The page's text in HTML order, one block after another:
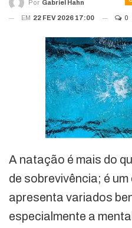
Por Gabriel Hahn
EM 22 FEV 2026 17:00 0
A natação é mais do
de sobrevivência; é
apresenta variados
especialmente a